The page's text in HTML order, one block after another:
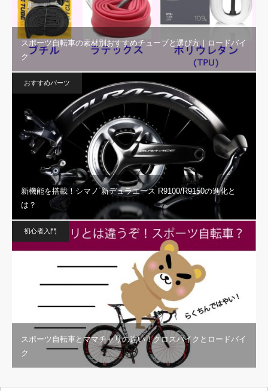
スポーツ自転車の素材別おすすめチューブと選び方｜ロードバイ
ク
おすすめパーツ
新機能を搭載！シマノ 新デュラエース R9100/R9150の進化と
は？
初心者入門
スポーツ自転車とママチャリの違い！クロスバイクとロードバイ
ク